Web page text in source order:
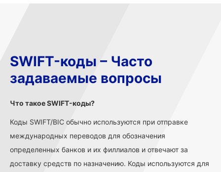
SWIFT-коды – Часто
задаваемые вопросы
Что такое SWIFT-коды?
Коды SWIFT/BIC обычно используются при отправке
международных переводов для обозначения
определенных банков и их филлиалов и отвечают за
доставку средств по назначению. Коды используются для